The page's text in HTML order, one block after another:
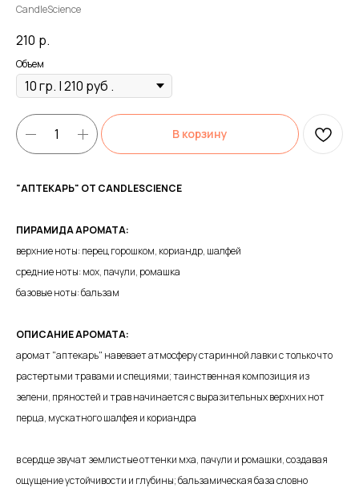
CandleScience
210 р.
Объем
В корзину
"АПТЕКАРЬ" ОТ CANDLESCIENCE
ПИРАМИДА АРОМАТА:
верхние ноты: перец горошком, кориандр, шалфей
средние ноты: мох, пачули, ромашка
базовые ноты: бальзам
ОПИСАНИЕ АРОМАТА:
аромат "аптекарь" навевает атмосферу старинной лавки с только что
растертыми травами и специями; таинственная композиция из
зелени, пряностей и трав начинается с выразительных верхних нот
перца, мускатного шалфея и кориандра
в сердце звучат землистые оттенки мха, пачули и ромашки, создавая
ощущение устойчивости и глубины; бальзамическая база словно